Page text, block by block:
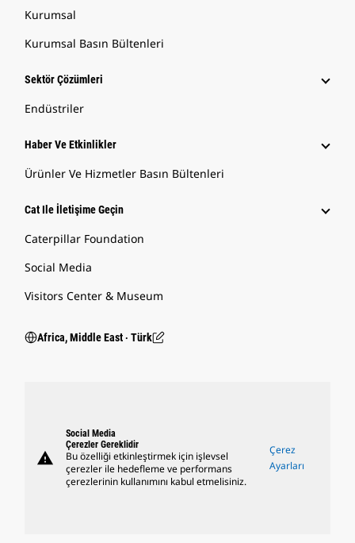
Kurumsal
Kurumsal Basın Bültenleri
Sektör Çözümleri
Endüstriler
Haber Ve Etkinlikler
Ürünler Ve Hizmetler Basın Bültenleri
Cat Ile İletişime Geçin
Caterpillar Foundation
Social Media
Visitors Center & Museum
Africa, Middle East ‧ Türk
warning
Social Media
Çerezler Gereklidir
Bu özelliği etkinleştirmek için işlevsel
çerezler ile hedefleme ve performans
çerezlerinin kullanımını kabul etmelisiniz.
Çerez
Ayarları